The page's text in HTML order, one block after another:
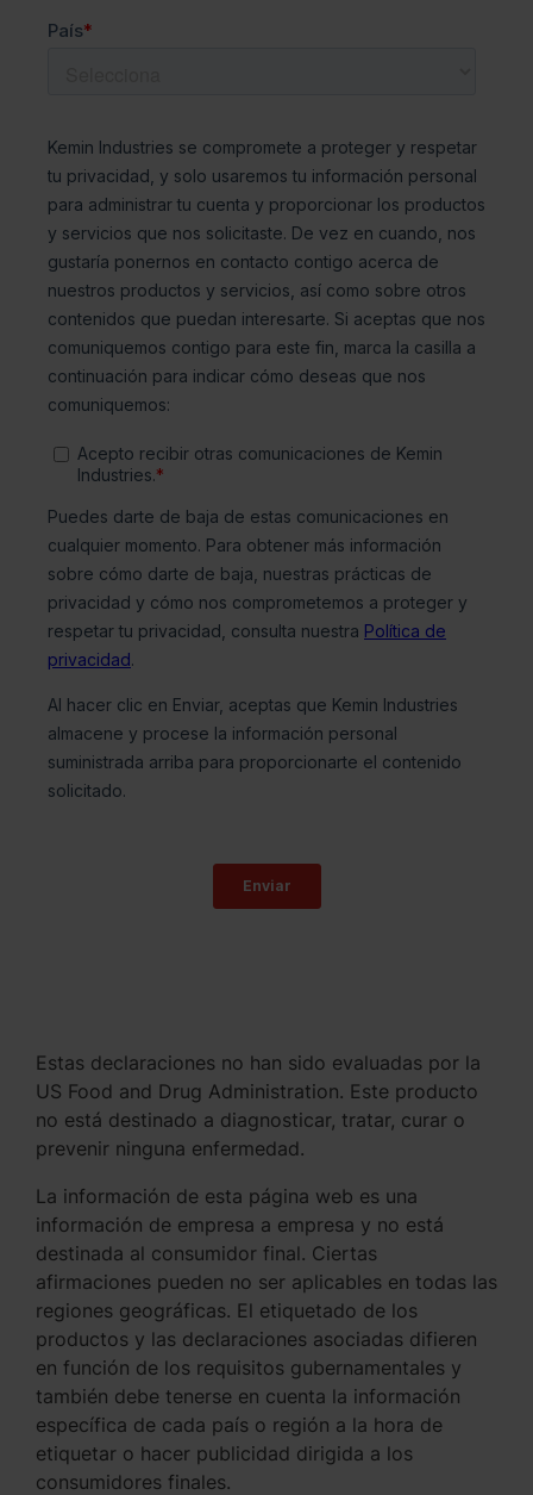
Estas declaraciones no han sido evaluadas por la
US Food and Drug Administration. Este producto
no está destinado a diagnosticar, tratar, curar o
prevenir ninguna enfermedad.
La información de esta página web es una
información de empresa a empresa y no está
destinada al consumidor final. Ciertas
afirmaciones pueden no ser aplicables en todas las
regiones geográficas. El etiquetado de los
productos y las declaraciones asociadas difieren
en función de los requisitos gubernamentales y
también debe tenerse en cuenta la información
específica de cada país o región a la hora de
etiquetar o hacer publicidad dirigida a los
consumidores finales.